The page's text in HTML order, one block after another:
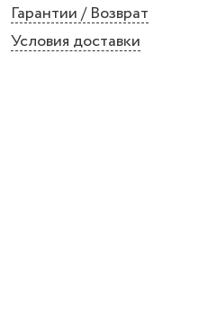
Гарантии / Возврат
Условия доставки